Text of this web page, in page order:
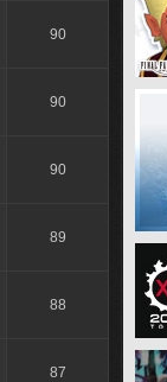
90
90
90
89
88
87